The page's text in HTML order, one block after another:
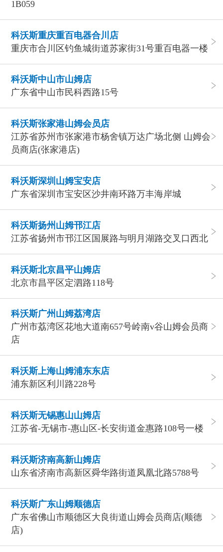
1B059
科沃斯重庆重百电器合川店
重庆市合川区钓鱼城街道苏家街31号重百电器一楼
科沃斯中山市山姆店
广东省中山市民科西路15号
科沃斯张家港山姆会员店
江苏省苏州市张家港市杨舍镇万达广场北侧 山姆会
员商店(张家港店)
科沃斯深圳山姆宝安店
广东省深圳市宝安区沙井南环路万丰海岸城
科沃斯扬州山姆邗江店
江苏省扬州市邗江区国展路与明月湖路交叉口西北
科沃斯北京昌平山姆店
北京市昌平区定泗路118号
科沃斯广州山姆荔湾店
广州市荔湾区花地大道南657号岭南v谷山姆会员商
店
科沃斯上海山姆浦东东店
浦东新区利川路228号
科沃斯无锡惠山山姆店
江苏省-无锡市-惠山区-长安街道金惠路108号一楼
科沃斯济南高新山姆店
山东省济南市高新区舜华路街道凤凰北路5788号
科沃斯广东山姆顺德店
广东省佛山市顺德区大良街道山姆会员商店(顺德
店)